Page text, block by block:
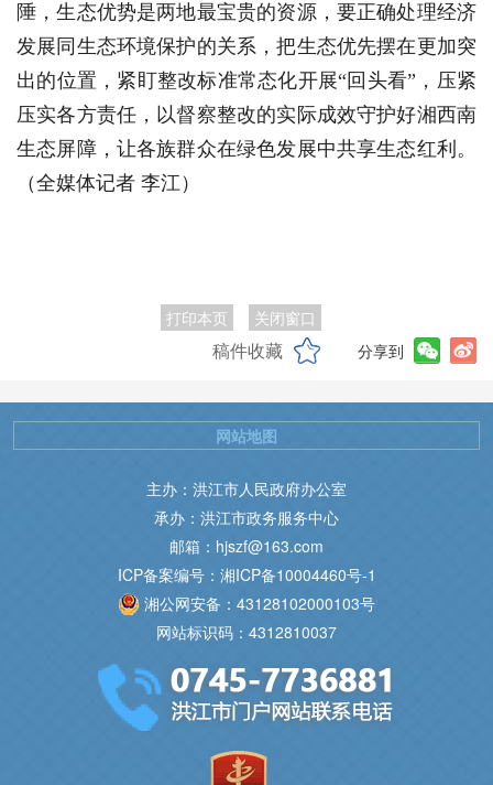
陲，生态优势是两地最宝贵的资源，要正确处理经济
发展同生态环境保护的关系，把生态优先摆在更加突
出的位置，紧盯整改标准常态化开展“回头看”，压紧
压实各方责任，以督察整改的实际成效守护好湘西南
生态屏障，让各族群众在绿色发展中共享生态红利。
（全媒体记者 李江）
打印本页 关闭窗口
稿件收藏 分享到
主办：洪江市人民政府办公室
承办：洪江市政务服务中心
邮箱：hjszf@163.com
ICP备案编号：湘ICP备10004460号-1
湘公网安备：43128102000103号
网站标识码：4312810037
网站地图